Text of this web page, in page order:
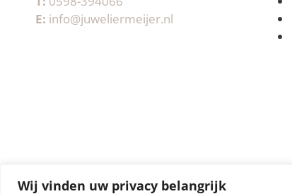
Wij vinden uw privacy belangrijk
E: info@juweliermeijer.nl